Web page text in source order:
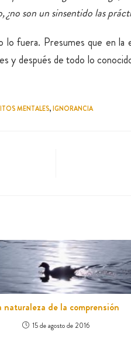
son un sinsentido las
fuera. Presumes que en la
y después de todo lo
MENTALES,IGNORANCIA
naturaleza de la comprensión
15 de agosto de 2016